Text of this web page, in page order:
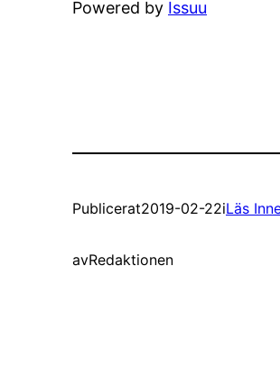
Powered by Issuu
Publicerat2019-02-22iLäs
avRedaktionen